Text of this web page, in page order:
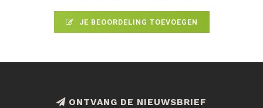
JE BEOORDELING TOEVOEGEN
ONTVANG DE NIEUWSBRIEF